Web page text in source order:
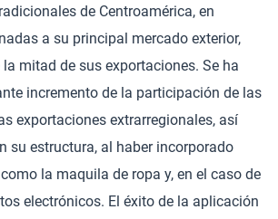
de Centroamérica, en
a su principal mercado exterior,
la mitad de sus exportaciones. Se ha
incremento de la participación de las
exportaciones extrarregionales, así
su estructura, al haber incorporado
la maquila de ropa y, en el caso de
electrónicos. El éxito de la aplicación